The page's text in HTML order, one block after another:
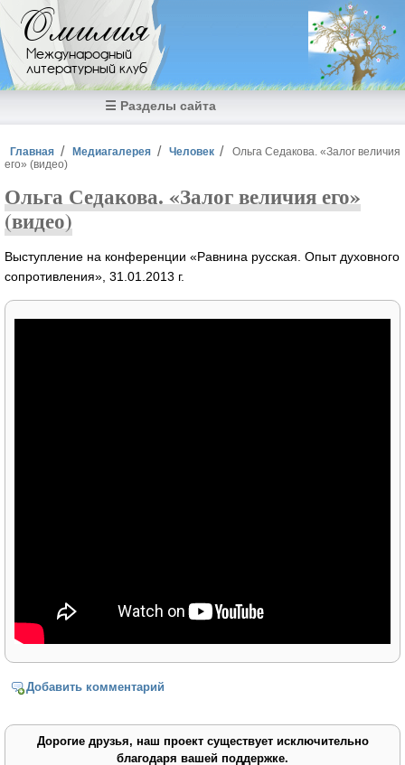
Перейти к основному содержанию
Омилия
Международный
литературный клуб
☰ Разделы сайта
Вы здесь
Главная Медиагалерея Человек
Ольга Седакова. «Залог величия
его» (видео)
Ольга Седакова. «Залог величия его»
(видео)
Выступление на конференции «Равнина русская. Опыт духовного
сопротивления», 31.01.2013 г.
Добавить комментарий
Дорогие друзья, наш проект существует исключительно
благодаря вашей поддержке.